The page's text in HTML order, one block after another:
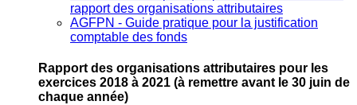
rapport des organisations attributaires
AGFPN ‐ Guide pratique pour la justification
comptable des fonds
Rapport des organisations attributaires pour les
exercices 2018 à 2021 (à remettre avant le 30 juin de
chaque année)